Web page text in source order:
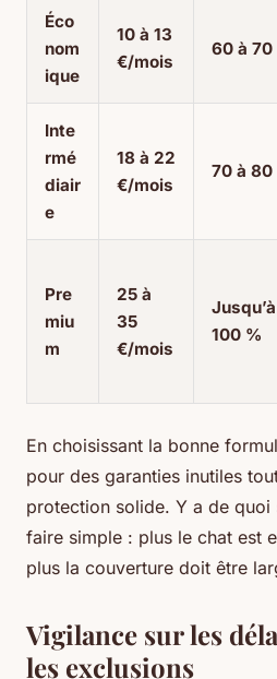
Éco
nom
ique
10 à 13
€/mois
60 à 70
Inte
rmé
diair
e
18 à 22
€/mois
70 à 80
Pre
miu
m
25 à
35
€/mois
Jusqu’à
100 %
En choisissant la bonne
pour des garanties inutiles
protection solide. Y a de quoi
faire simple : plus le chat est
plus la couverture doit être
Vigilance sur les
les exclusions